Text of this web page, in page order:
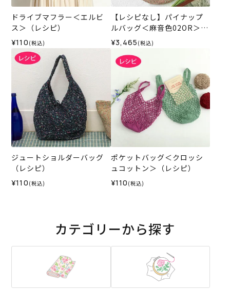
ドライブマフラー＜エルビ
ス＞（レシピ）
¥110 (税込)
【レシピなし】パイナップ
ルバッグ＜麻音色02OR＞
（編み物 材料セット）
¥3,465 (税込)
ジュートショルダーバッグ
（レシピ）
¥110 (税込)
ポケットバッグ＜クロッシ
ュコットン＞（レシピ）
¥110 (税込)
カテゴリーから探す